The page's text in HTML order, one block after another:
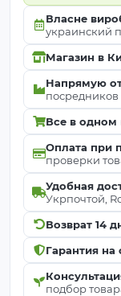
Власне
украинский
Магазин в
Напрямую
посредников
Все в одном
Оплата при
проверки
Удобная
Укрпочтой,
Возврат 14
Гарантия на
подбор